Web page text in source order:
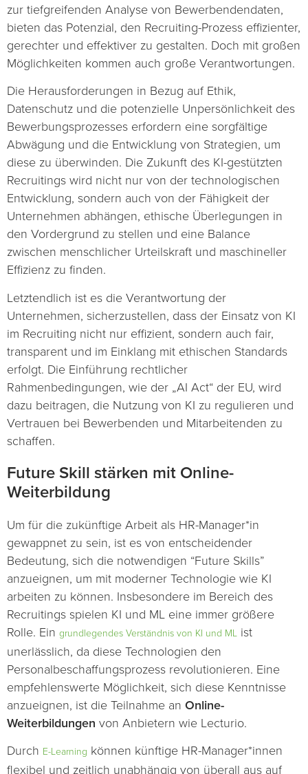
zur tiefgreifenden Analyse von Bewerbendendaten,
bieten das Potenzial, den Recruiting-Prozess effizienter,
gerechter und effektiver zu gestalten. Doch mit großen
Möglichkeiten kommen auch große Verantwortungen.
Die Herausforderungen in Bezug auf Ethik,
Datenschutz und die potenzielle Unpersönlichkeit des
Bewerbungsprozesses erfordern eine sorgfältige
Abwägung und die Entwicklung von Strategien, um
diese zu überwinden. Die Zukunft des KI-gestützten
Recruitings wird nicht nur von der technologischen
Entwicklung, sondern auch von der Fähigkeit der
Unternehmen abhängen, ethische Überlegungen in
den Vordergrund zu stellen und eine Balance
zwischen menschlicher Urteilskraft und maschineller
Effizienz zu finden.
Letztendlich ist es die Verantwortung der
Unternehmen, sicherzustellen, dass der Einsatz von KI
im Recruiting nicht nur effizient, sondern auch fair,
transparent und im Einklang mit ethischen Standards
erfolgt. Die Einführung rechtlicher
Rahmenbedingungen, wie der „AI Act“ der EU, wird
dazu beitragen, die Nutzung von KI zu regulieren und
Vertrauen bei Bewerbenden und Mitarbeitenden zu
schaffen.
Future Skill stärken mit Online-
Weiterbildung
Um für die zukünftige Arbeit als HR-Manager*in
gewappnet zu sein, ist es von entscheidender
Bedeutung, sich die notwendigen “Future Skills”
anzueignen, um mit moderner Technologie wie KI
arbeiten zu können. Insbesondere im Bereich des
Recruitings spielen KI und ML eine immer größere
Rolle. Ein grundlegendes Verständnis von KI und ML ist
unerlässlich, da diese Technologien den
Personalbeschaffungsprozess revolutionieren. Eine
empfehlenswerte Möglichkeit, sich diese Kenntnisse
anzueignen, ist die Teilnahme an Online-
Weiterbildungen von Anbietern wie Lecturio.
Durch E-Learning können künftige HR-Manager*innen
flexibel und zeitlich unabhängig von überall aus auf